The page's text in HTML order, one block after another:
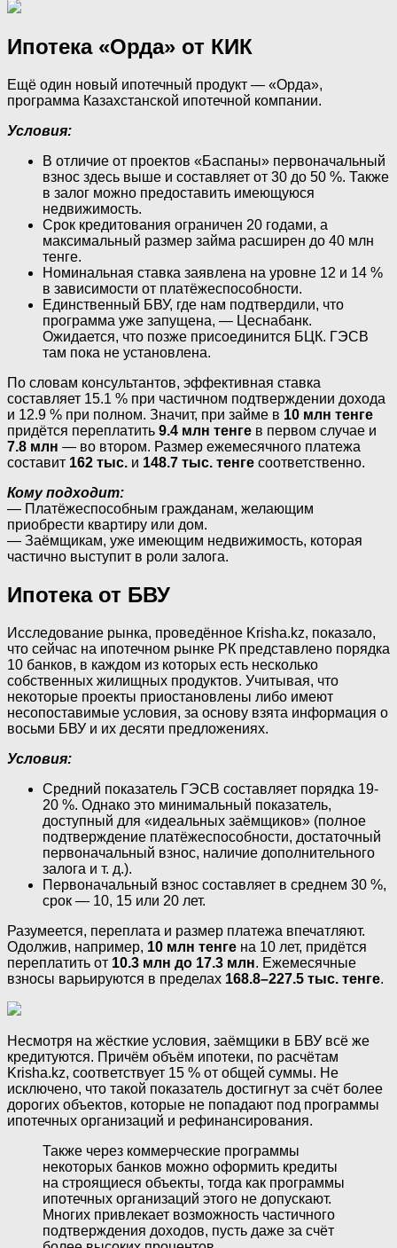
Ипотека «Орда» от КИК
Ещё один новый ипотечный продукт — «Орда»,
программа Казахстанской ипотечной компании.
Условия:
В отличие от проектов «Баспаны» первоначальный
взнос здесь выше и составляет от 30 до 50 %. Также
в залог можно предоставить имеющуюся
недвижимость.
Срок кредитования ограничен 20 годами, а
максимальный размер займа расширен до 40 млн
тенге.
Номинальная ставка заявлена на уровне 12 и 14 %
в зависимости от платёжеспособности.
Единственный БВУ, где нам подтвердили, что
программа уже запущена, — Цеснабанк.
Ожидается, что позже присоединится БЦК. ГЭСВ
там пока не установлена.
По словам консультантов, эффективная ставка
составляет 15.1 % при частичном подтверждении дохода
и 12.9 % при полном. Значит, при займе в 10 млн тенге
придётся переплатить 9.4 млн тенге в первом случае и
7.8 млн — во втором. Размер ежемесячного платежа
составит 162 тыс. и 148.7 тыс. тенге соответственно.
Кому подходит:
— Платёжеспособным гражданам, желающим
приобрести квартиру или дом.
— Заёмщикам, уже имеющим недвижимость, которая
частично выступит в роли залога.
Ипотека от БВУ
Исследование рынка, проведённое Krisha.kz, показало,
что сейчас на ипотечном рынке РК представлено порядка
10 банков, в каждом из которых есть несколько
собственных жилищных продуктов. Учитывая, что
некоторые проекты приостановлены либо имеют
несопоставимые условия, за основу взята информация о
восьми БВУ и их десяти предложениях.
Условия:
Средний показатель ГЭСВ составляет порядка 19-
20 %. Однако это минимальный показатель,
доступный для «идеальных заёмщиков» (полное
подтверждение платёжеспособности, достаточный
первоначальный взнос, наличие дополнительного
залога и т. д.).
Первоначальный взнос составляет в среднем 30 %,
срок — 10, 15 или 20 лет.
Разумеется, переплата и размер платежа впечатляют.
Одолжив, например, 10 млн тенге на 10 лет, придётся
переплатить от 10.3 млн до 17.3 млн. Ежемесячные
взносы варьируются в пределах 168.8–227.5 тыс. тенге.
Несмотря на жёсткие условия, заёмщики в БВУ всё же
кредитуются. Причём объём ипотеки, по расчётам
Krisha.kz, соответствует 15 % от общей суммы. Не
исключено, что такой показатель достигнут за счёт более
дорогих объектов, которые не попадают под программы
ипотечных организаций и рефинансирования.
Также через коммерческие программы
некоторых банков можно оформить кредиты
на строящиеся объекты, тогда как программы
ипотечных организаций этого не допускают.
Многих привлекает возможность частичного
подтверждения доходов, пусть даже за счёт